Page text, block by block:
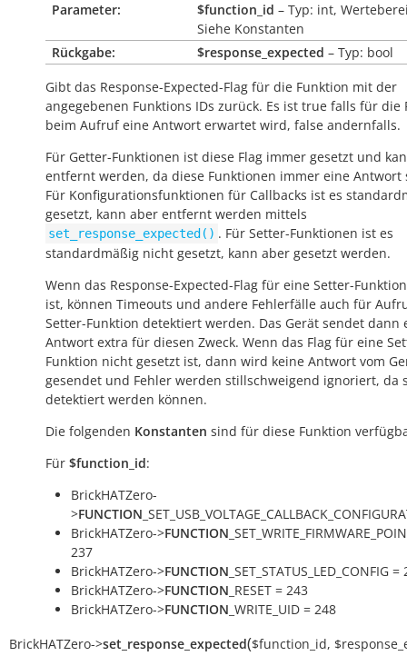
Parameter: $function_id – Typ: int,
Siehe Konstanten
Rückgabe:
$response_expected – Typ: bool
Gibt das Response-Expected-Flag für die Funktion mit der
angegebenen Funktions IDs zurück. Es ist true falls für die
beim Aufruf eine Antwort erwartet wird, false andernfalls.
Für Getter-Funktionen ist diese Flag immer gesetzt und
entfernt werden, da diese Funktionen immer eine Antwort
Für Konfigurationsfunktionen für Callbacks ist es
gesetzt, kann aber entfernt werden mittels
set_response_expected() . Für Setter-Funktionen ist es
standardmäßig nicht gesetzt, kann aber gesetzt werden.
Wenn das Response-Expected-Flag für eine Setter-
ist, können Timeouts und andere Fehlerfälle auch für
Setter-Funktion detektiert werden. Das Gerät sendet dann
Antwort extra für diesen Zweck. Wenn das Flag für eine
Funktion nicht gesetzt ist, dann wird keine Antwort vom
gesendet und Fehler werden stillschweigend ignoriert, da
detektiert werden können.
Die folgenden Konstanten sind für diese Funktion
Für $function_id:
BrickHATZero-
>FUNCTION
BrickHATZero->FUNCTION
237
BrickHATZero->FUNCTION _SET_STATUS_LED_CONFIG =
BrickHATZero->FUNCTION _RESET = 243
BrickHATZero->FUNCTION _WRITE_UID = 248
BrickHATZero->set_response_expected($function_id,